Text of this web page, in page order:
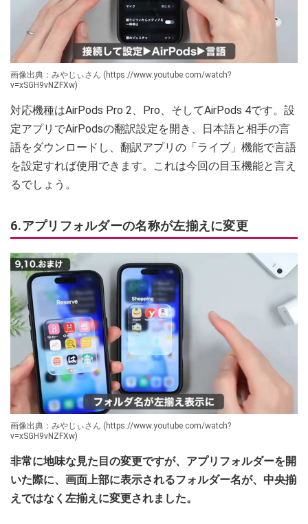
画像出典：みやじぃさん (https://www.youtube.com/watch?
v=xSGH9vNZFXw)
対応機種はAirPods Pro 2、Pro、そしてAirPods 4です。設
定アプリでAirPodsの翻訳設定を開き、日本語と相手の言
語をダウンロードし、翻訳アプリの「ライブ」機能で言語
を設定すれば使用できます。これは今回の目玉機能と言え
るでしょう。
6.アプリフォルダーの名称が左揃えに変更
画像出典：みやじぃさん (https://www.youtube.com/watch?
v=xSGH9vNZFXw)
非常に地味な見た目の変更ですが、アプリフォルダーを開
いた際に、画面上部に表示されるフォルダー名が、中央揃
えではなく左揃えに変更されました。